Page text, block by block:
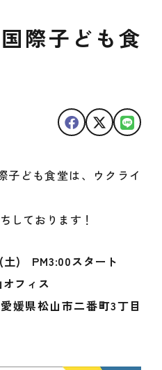
際子ども食
子ども食堂は、ウクライ
しております！
土) PM3:00スタート
フィス
県松山市二番町3丁目